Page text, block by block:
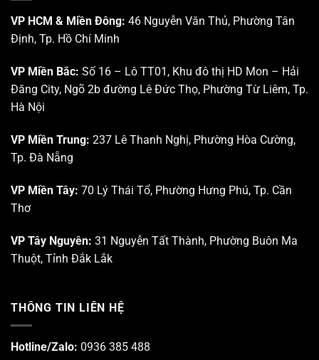
VP HCM & Miền Đông: 46 Nguyễn Văn Thủ, Phường Tân
Định, Tp. Hồ Chí Minh
VP Miền Bắc: Số 16 – Lô TT01, Khu đô thị HD Mon – Hải
Đăng City, Ngõ 2b đường Lê Đức Thọ, Phường Từ Liêm, Tp.
Hà Nội
VP Miền Trung: 237 Lê Thanh Nghị, Phường Hòa Cường,
Tp. Đà Nẵng
VP Miền Tây: 70 Lý Thái Tổ, Phường Hưng Phú, Tp. Cần
Thơ
VP Tây Nguyên: 31 Nguyễn Tất Thành, Phường Buôn Ma
Thuột, Tỉnh Đắk Lắk
THÔNG TIN LIÊN HỆ
Hotline/Zalo: 0936 385 488